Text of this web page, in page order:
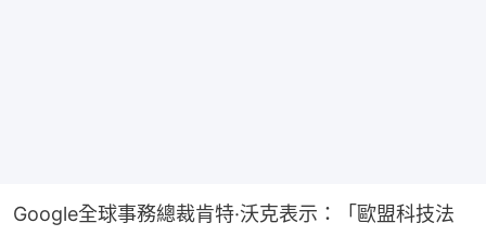
Google全球事務總裁肯特·沃克表示：「歐盟科技法